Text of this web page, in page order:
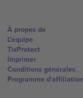
À propos de
L'équipe
TixProtect
Imprimer
Conditions générales
Programme d'affiliation